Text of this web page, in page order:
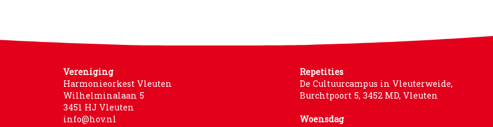
Vereniging
Harmonieorkest Vleuten
Wilhelminalaan 5
3451 HJ Vleuten
info@hov.nl
Repetities
De Cultuurcampus in Vleuterweide,
Burchtpoort 5, 3452 MD, Vleuten
Woensdag